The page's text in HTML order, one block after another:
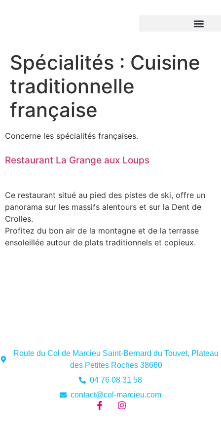
Spécialités : Cuisine
traditionnelle
française
Concerne les spécialités françaises.
Restaurant La Grange aux Loups
Ce restaurant situé au pied des pistes de ski, offre un
panorama sur les massifs alentours et sur la Dent de
Crolles.
Profitez du bon air de la montagne et de la terrasse
ensoleillée autour de plats traditionnels et copieux.
Route du Col de Marcieu Saint-Bernard du Touvet, Plateau
des Petites Roches 38660
04 76 08 31 58
contact@col-marcieu.com